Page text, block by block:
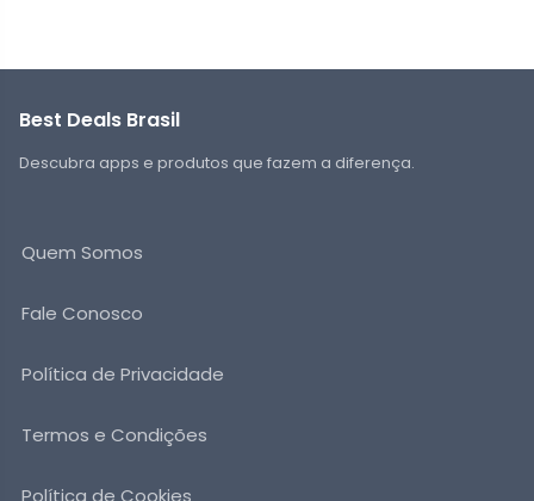
Best Deals Brasil
Descubra apps e produtos que fazem a diferença.
Quem Somos
Fale Conosco
Política de Privacidade
Termos e Condições